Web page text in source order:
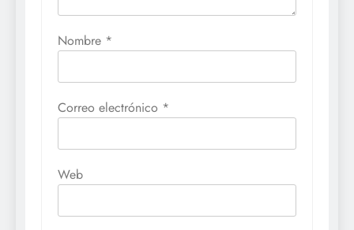
Nombre *
Correo electrónico *
Web